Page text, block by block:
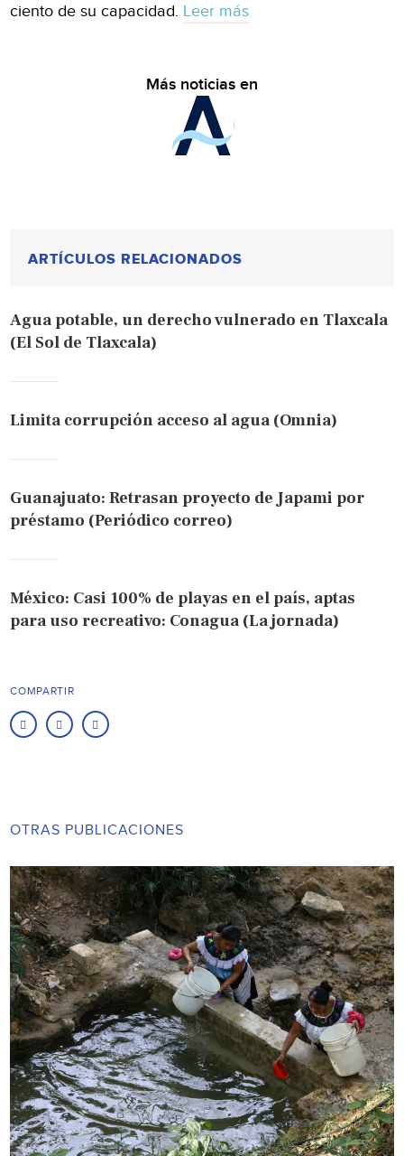
ciento de su capacidad. Leer más
Más noticias en
ARTÍCULOS RELACIONADOS
Agua potable, un derecho vulnerado en Tlaxcala
(El Sol de Tlaxcala)
Limita corrupción acceso al agua (Omnia)
Guanajuato: Retrasan proyecto de Japami por
préstamo (Periódico correo)
México: Casi 100% de playas en el país, aptas
para uso recreativo: Conagua (La jornada)
COMPARTIR
OTRAS PUBLICACIONES